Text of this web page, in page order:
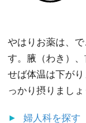
やはりお薬は、
す。腋（わき）
せば体温は下が
っかり摂りましょ
婦人科を探す